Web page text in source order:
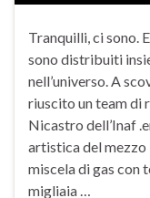
Tranquilli, ci sono.
sono distribuiti
nell’universo. A
riuscito un team di
Nicastro dell’Inaf
artistica del
miscela di gas con
migliaia …